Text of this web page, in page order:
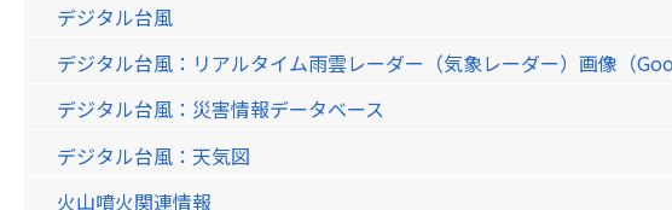
デジタル台風
デジタル台風：リアルタイム雨雲レーダー（気象レーダー）画像（
デジタル台風：災害情報データベース
デジタル台風：天気図
火山噴火関連情報